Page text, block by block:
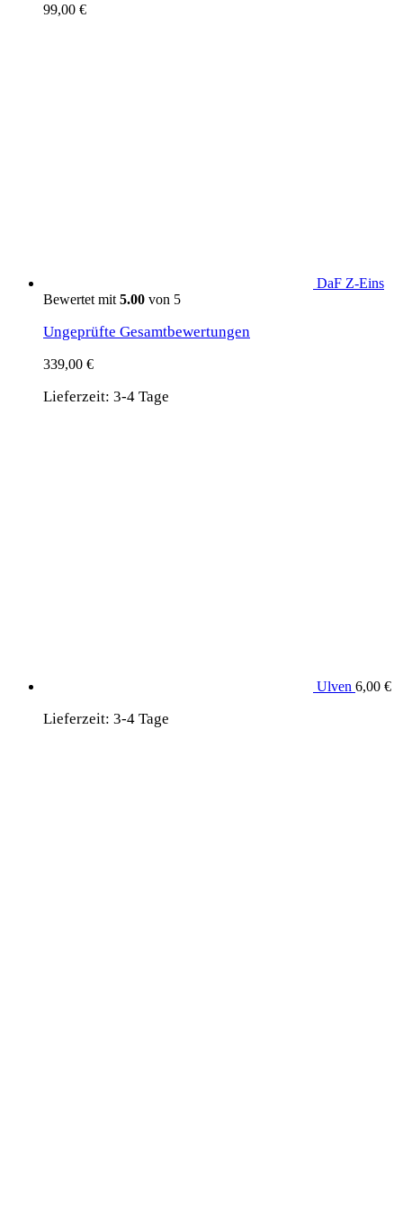
99,00 €
DaF Z-Eins
Bewertet mit 5.00 von 5
Ungeprüfte Gesamtbewertungen
339,00 €
Lieferzeit: 3-4 Tage
Ulven 6,00 €
Lieferzeit: 3-4 Tage